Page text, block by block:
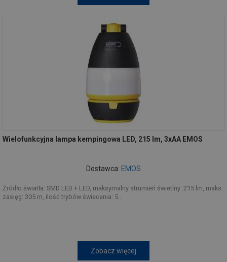
Wielofunkcyjna lampa kempingowa LED, 215 lm, 3xAA EMOS
Dostawca: EMOS
Źródło światła: SMD LED + LED, maksymalny strumień świetlny: 215 lm, maks.
zasięg: 305 m, ilość trybów świecenia: 5...
Zobacz więcej